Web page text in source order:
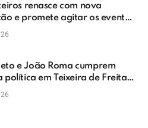
renasce com nova
e promete agitar os eventos
Sul da Bahia
e João Roma cumprem
política em Teixeira de Freitas
projeto para o Extremo Sul